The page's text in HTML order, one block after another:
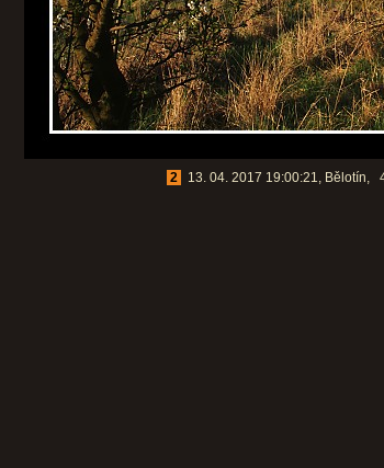
2 13. 04. 2017 19:00:21, Bělotín,